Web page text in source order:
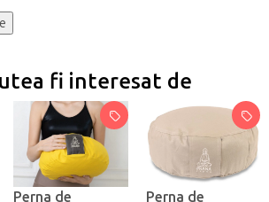
fi interesat de
Perna de
Perna de